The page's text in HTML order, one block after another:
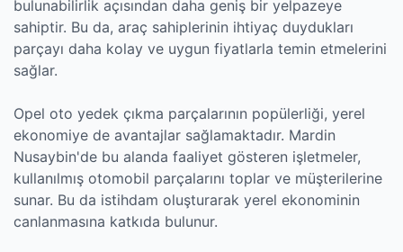
bulunabilirlik açısından daha geniş bir yelpazeye
sahiptir. Bu da, araç sahiplerinin ihtiyaç duydukları
parçayı daha kolay ve uygun fiyatlarla temin etmelerini
sağlar.
Opel oto yedek çıkma parçalarının popülerliği, yerel
ekonomiye de avantajlar sağlamaktadır. Mardin
Nusaybin'de bu alanda faaliyet gösteren işletmeler,
kullanılmış otomobil parçalarını toplar ve müşterilerine
sunar. Bu da istihdam oluşturarak yerel ekonominin
canlanmasına katkıda bulunur.